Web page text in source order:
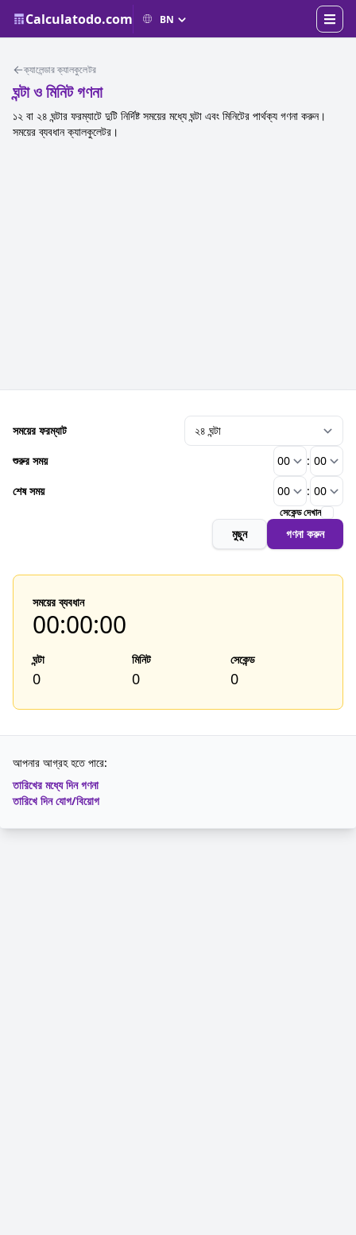
Calculatodo.com
ক্যালেন্ডার ক্যালকুলেটর
ঘন্টা ও মিনিট গণনা
১২ বা ২৪ ঘন্টার ফরম্যাটে দুটি নির্দিষ্ট সময়ের মধ্যে ঘন্টা এবং মিনিটের পার্থক্য গণনা করুন।
সময়ের ব্যবধান ক্যালকুলেটর।
সময়ের ফরম্যাট
শুরুর সময়
:
শেষ সময়
:
সেকেন্ড দেখান
মুছুন গণনা করুন
সময়ের ব্যবধান
00:00:00
ঘন্টা
0
মিনিট
0
সেকেন্ড
0
আপনার আগ্রহ হতে পারে:
তারিখের মধ্যে দিন গণনা
তারিখে দিন যোগ/বিয়োগ